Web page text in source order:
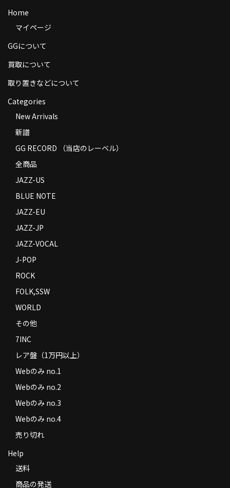
送料
返品
コンディション
特定商取引法に基づく表示
Contact
Home
マイページ
GGについて
買取について
取り置きなどについて
Categories
New Arrivals
新譜
GG RECORD （当店のレーベル）
全商品
JAZZ-US
BLUE NOTE
JAZZ-EU
JAZZ-JP
JAZZ-VOCAL
J-POP
ROCK
FOLK,SSW
WORLD
その他
7INC
レア盤（1万円以上）
Webのみ no.1
Webのみ no.2
Webのみ no.3
Webのみ no.4
売り切れ
Help
送料
商品の発送